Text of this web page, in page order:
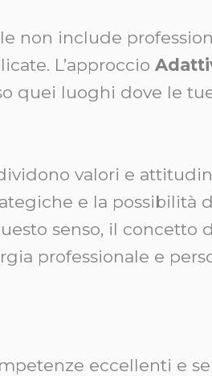
non include
L’approccio
quei luoghi dove le
valori e
e la possibilità
senso, il concetto
professionale e
eccellenti e